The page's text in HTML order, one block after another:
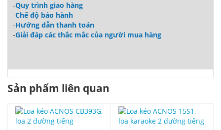
-Quy trình giao hàng
-Chế độ bảo hành
-Hướng dẫn thanh toán
-Giải đáp các thắc mắc của người mua hàng
Sản phẩm liên quan